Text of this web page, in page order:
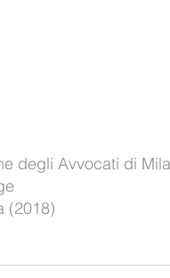
degli Avvocati di
(2018)